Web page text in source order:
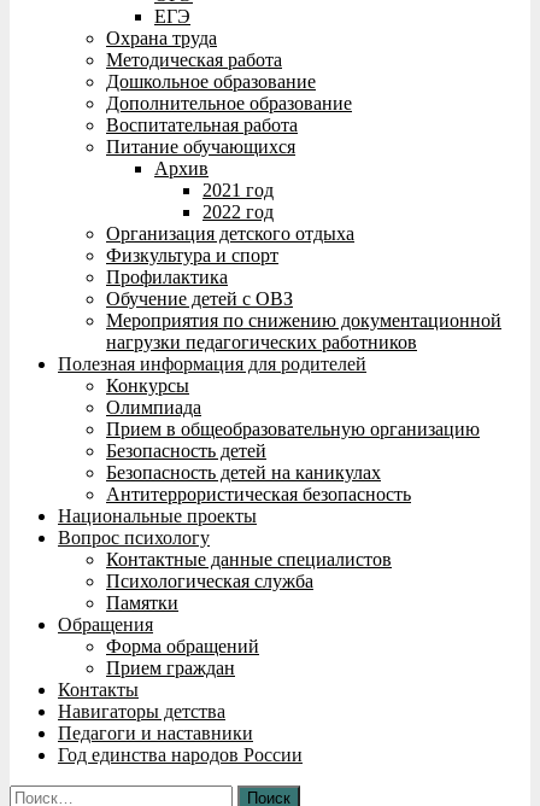
ЕГЭ
Охрана труда
Методическая работа
Дошкольное образование
Дополнительное образование
Воспитательная работа
Питание обучающихся
Архив
2021 год
2022 год
Организация детского отдыха
Физкультура и спорт
Профилактика
Обучение детей с ОВЗ
Мероприятия по снижению документационной
нагрузки педагогических работников
Полезная информация для родителей
Конкурсы
Олимпиада
Прием в общеобразовательную организацию
Безопасность детей
Безопасность детей на каникулах
Антитеррористическая безопасность
Национальные проекты
Вопрос психологу
Контактные данные специалистов
Психологическая служба
Памятки
Обращения
Форма обращений
Прием граждан
Контакты
Навигаторы детства
Педагоги и наставники
Год единства народов России
Найти: